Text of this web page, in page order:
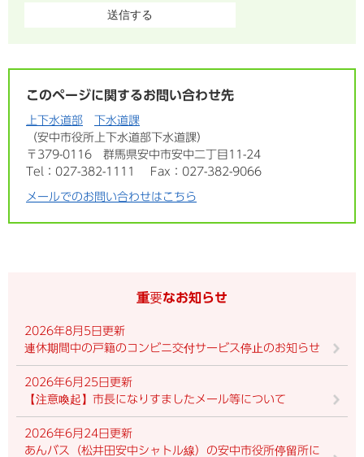
このページに関するお問い合わせ先
上下水道部
下水道課
安中市役所上下水道部下水道課
〒379-0116
群馬県安中市安中二丁目11-24
Tel：027-382-1111
Fax：027-382-9066
メールでのお問い合わせはこちら
重要なお知らせ
2026年8月5日更新
連休期間中の戸籍のコンビニ交付サービス停止のお知らせ
2026年6月25日更新
【注意喚起】市長になりすましたメール等について
2026年6月24日更新
あんバス（松井田安中シャトル線）の安中市役所停留所に